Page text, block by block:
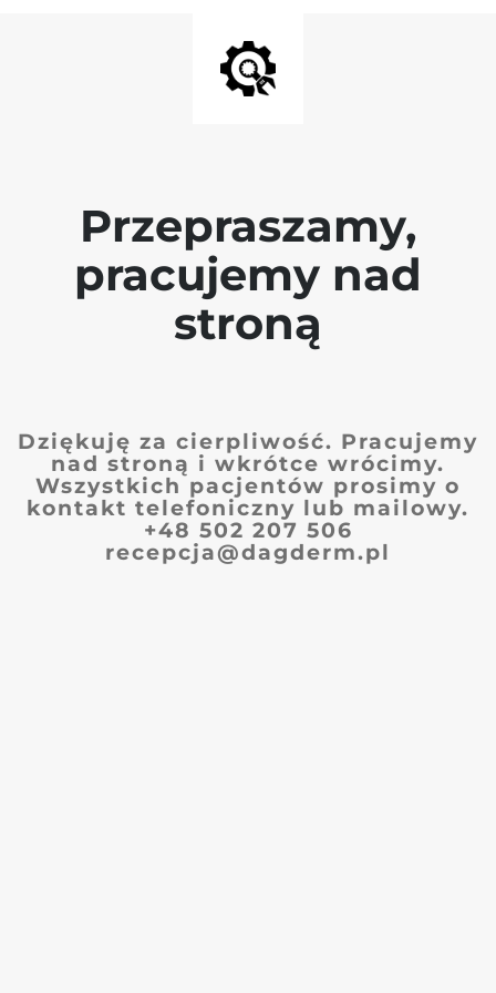
Przepraszamy,
pracujemy nad
stroną
Dziękuję za cierpliwość. Pracujemy
nad stroną i wkrótce wrócimy.
Wszystkich pacjentów prosimy o
kontakt telefoniczny lub mailowy.
+48 502 207 506
recepcja@dagderm.pl